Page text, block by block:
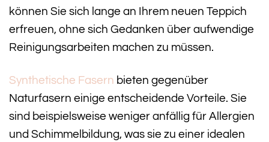
können Sie sich lange an Ihrem neuen Teppich
erfreuen, ohne sich Gedanken über aufwendige
Reinigungsarbeiten machen zu müssen.
Synthetische Fasern bieten gegenüber
Naturfasern einige entscheidende Vorteile. Sie
sind beispielsweise weniger anfällig für Allergien
und Schimmelbildung, was sie zu einer idealen